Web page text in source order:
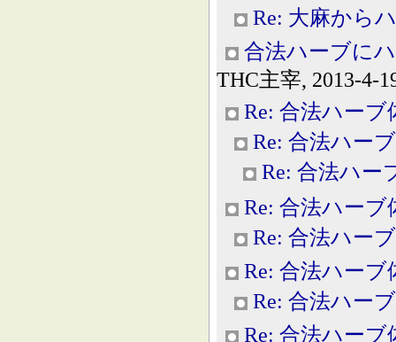
Re: 大麻から
合法ハーブに
THC主宰, 2013-4-
Re: 合法ハーブ
Re: 合法ハー
Re: 合法ハー
Re: 合法ハーブ
Re: 合法ハー
Re: 合法ハーブ
Re: 合法ハー
Re: 合法ハーブ